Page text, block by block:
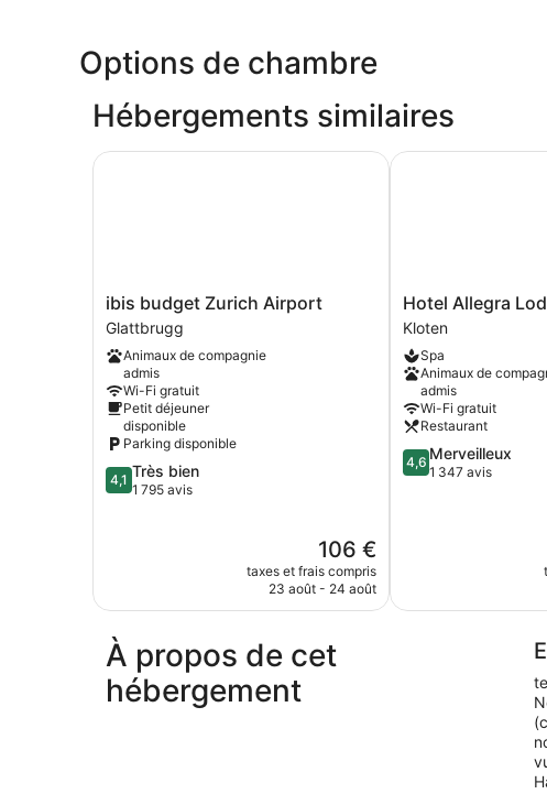
Options de chambre
Hébergements similaires
ibis
budget
Zurich
Airport
Glattbrugg
ibis budget Zurich Airport
Glattbrugg
Animaux de compagnie
admis
Wi-Fi gratuit
Petit déjeuner
disponible
Parking disponible
4.1
sur
4,1 Très bien
1 795 avis
Le
nouveau
prix
106 €
106 €
taxes et frais compris
23 août - 24 août
ibis budget Zurich Airport
Hotel
Allegra
Lodge
Kloten
Hotel Allegra
Kloten
Spa
Animaux de
admis
Wi-Fi gratuit
Restaurant
4.6
sur
4,6 Merveilleux
1 347 avis
Hotel Allegra Lodge
À propos de cet
hébergement